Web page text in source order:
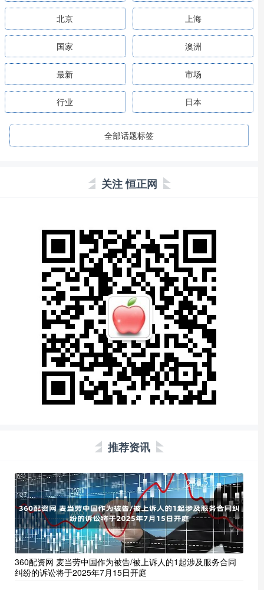
北京 上海
国家 澳洲
最新 市场
行业 日本
全部话题标签
关注 恒正网
推荐资讯
360配资网 麦当劳中国作为被告/被上诉人的1起涉及服务合同
纠纷的诉讼将于2025年7月15日开庭